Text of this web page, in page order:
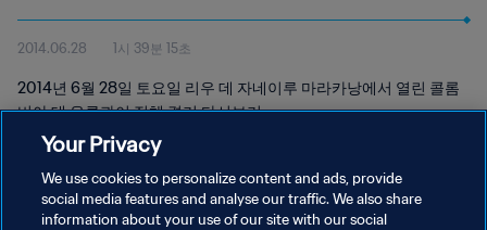
시보기
2014.06.28 1시 39분 15초
2014년 6월 28일 토요일 리우 데 자네이루 마라카낭에서 열린 콜롬
비아 대 우루과이 전체 경기 다시보기
Your Privacy
We use cookies to personalize content and ads, provide
social media features and analyse our traffic. We also share
information about your use of our site with our social